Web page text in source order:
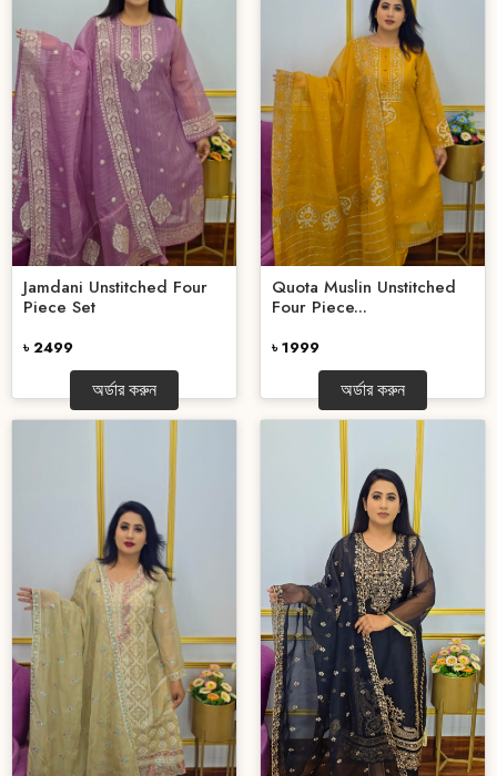
Jamdani Unstitched Four
Piece Set
৳ 2499
অর্ডার করুন
Quota Muslin Unstitched
Four Piece...
৳ 1999
অর্ডার করুন